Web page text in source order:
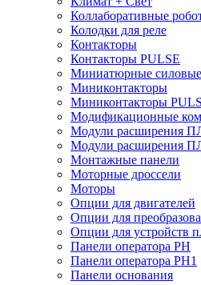
Коллаборативные
Колодки для реле
Контакторы
Контакторы PULSE
Миниатюрные силовые
Миниконтакторы
Миниконтакторы
Модификационные
Модули расширения
Модули расширения
Монтажные панели
Моторные дроссели
Моторы
Опции для двигателей
Опции для
Опции для устройств
Панели оператора PH
Панели оператора PH1
Панели основания